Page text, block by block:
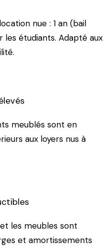
nue : 1 an (bail
les étudiants. Adapté aux
meublés sont en
aux loyers nus à
les meubles sont
et amortissements